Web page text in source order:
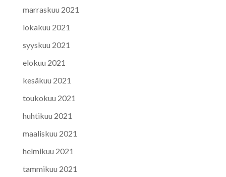
marraskuu 2021
lokakuu 2021
syyskuu 2021
elokuu 2021
kesäkuu 2021
toukokuu 2021
huhtikuu 2021
maaliskuu 2021
helmikuu 2021
tammikuu 2021